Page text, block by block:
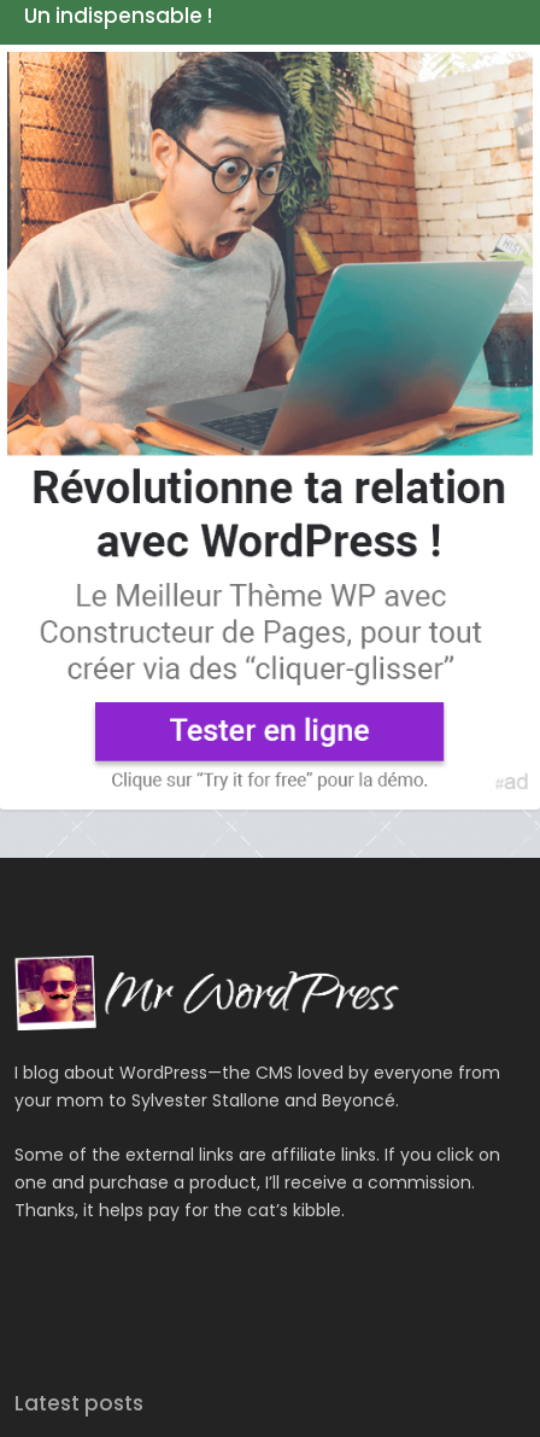
Un indispensable !
I blog about WordPress—the CMS loved by everyone from
your mom to Sylvester Stallone and Beyoncé.
Some of the external links are affiliate links. If you click on
one and purchase a product, I’ll receive a commission.
Thanks, it helps pay for the cat’s kibble.
Latest posts